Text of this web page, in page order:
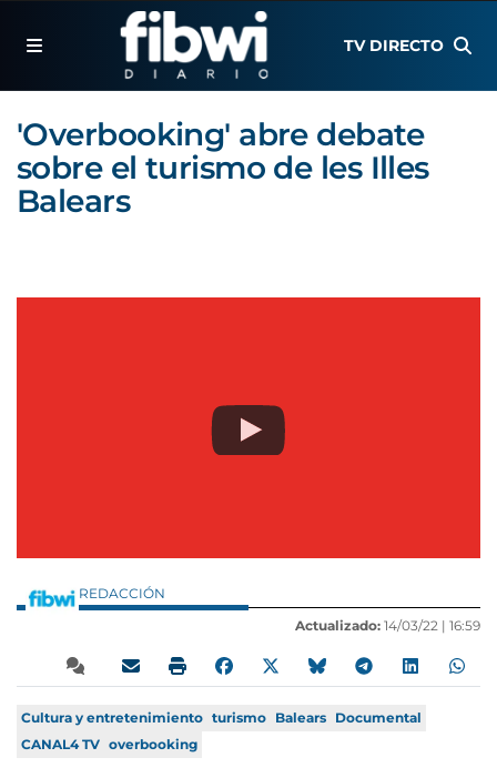
TV DIRECTO
'Overbooking' abre debate
sobre el turismo de les Illes
Balears
REDACCIÓN
Actualizado: 14/03/22 | 16:59
Cultura y entretenimiento turismo Balears Documental
CANAL4 TV overbooking